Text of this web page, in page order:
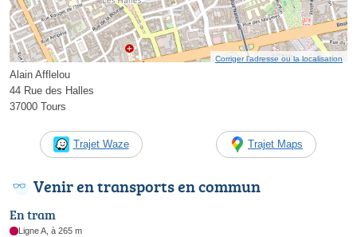
Corriger l’adresse ou la localisation
Alain Afflelou
44 Rue des Halles
37000 Tours
Trajet Waze Trajet Maps
Venir en transports en commun
En tram
Ligne A, à 265 m